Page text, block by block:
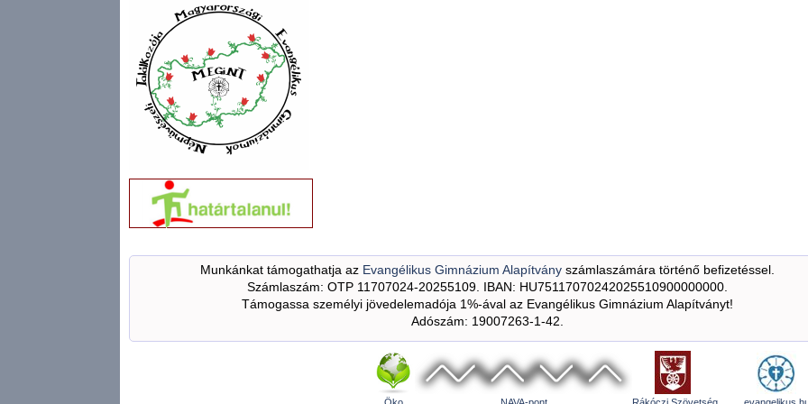
Munkánkat támogathatja az Evangélikus Gimnázium Alapítványszámlaszámára történő befizetéssel.
Számlaszám: OTP 11707024-20255109. IBAN: HU75117070242025510900000000.
Támogassa személyi jövedelemadója 1%-ával az Evangélikus Gimnázium Alapítványt!
Adószám: 19007263-1-42.